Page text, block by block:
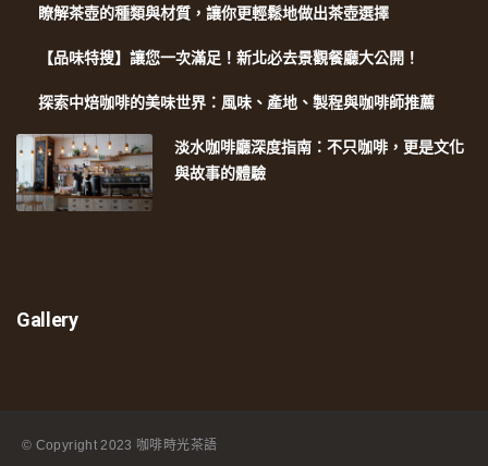
瞭解茶壺的種類與材質，讓你更輕鬆地做出茶壺選擇
【品味特搜】讓您一次滿足！新北必去景觀餐廳大公開！
探索中焙咖啡的美味世界：風味、產地、製程與咖啡師推薦
淡水咖啡廳深度指南：不只咖啡，更是文化
與故事的體驗
Gallery
© Copyright2023 咖啡時光茶語